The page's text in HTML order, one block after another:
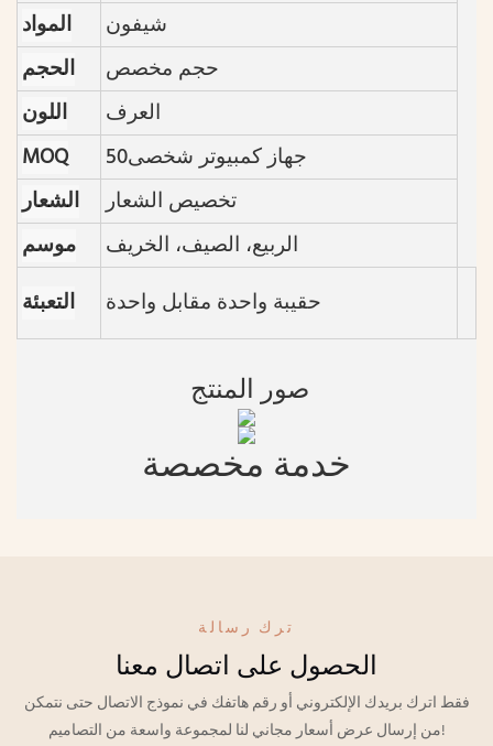
المواد
شيفون
الحجم
حجم مخصص
اللون
العرف
MOQ
جهاز كمبيوتر شخصى50
الشعار
تخصيص الشعار
موسم
الربيع، الصيف، الخريف
التعبئة
صور المنتج
خدمة مخصصة
ترك رسالة
الحصول على اتصال معنا
فقط اترك بريدك الإلكتروني أو رقم هاتفك في نموذج الاتصال حتى نتمكن
من إرسال عرض أسعار مجاني لنا لمجموعة واسعة من التصاميم!